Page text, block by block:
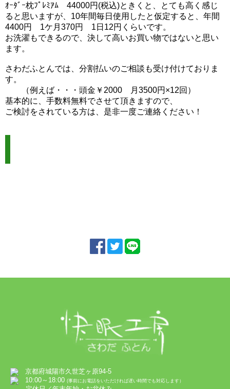
ｵｰﾀﾞｰ枕ﾌﾟﾚﾐｱﾑ 44000円(税込)ときくと、とても高く感じ
ると思いますが、10年間毎日使用したと仮定すると、年間
4400円 1ケ月370円 1日12円くらいです。
お洗濯もできるので、決して高いお買い物ではないと思い
ます。
さわだふとんでは、分割払いのご相談も受け付けておりま
す。
（例えば・・・頭金￥2000 月3500円×12回）
基本的に、手数料無料でさせて頂きますので、
ご検討をされている方は、是非一度ご連絡ください！
京都府城陽市久世芝ヶ原94-5
10:00～18:00 (事前にお電話をいただければ遅い時間でも対応します）